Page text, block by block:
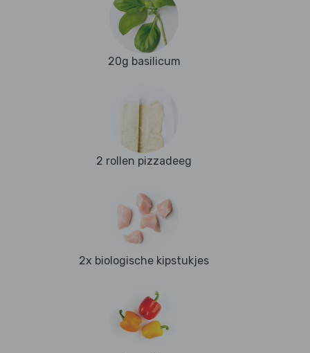
20g basilicum
2 rollen pizzadeeg
2x biologische kipstukjes